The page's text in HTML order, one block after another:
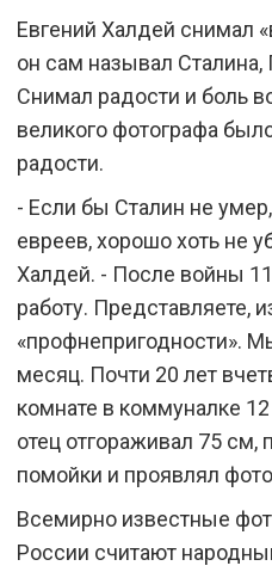
Евгений Халдей снимал
он сам называл Сталина,
Снимал радости и боль
великого фотографа
радости.
- Если бы Сталин не
евреев, хорошо хоть не
Халдей. - После войны 11
работу. Представляете,
«профнепригодности».
месяц. Почти 20 лет
комнате в коммуналке
отец отгораживал 75 см,
помойки и проявлял
Всемирно известные
России считают